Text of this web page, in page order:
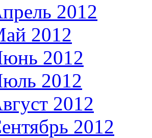
2012
2012
2012
2012
2012
2012